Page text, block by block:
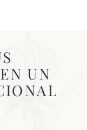
UN